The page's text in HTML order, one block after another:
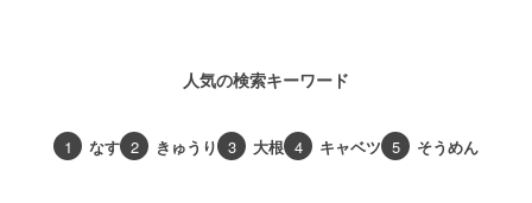
人気の検索キーワード
1 なす 2 きゅうり 3 大根 4 キャベツ 5 そうめん